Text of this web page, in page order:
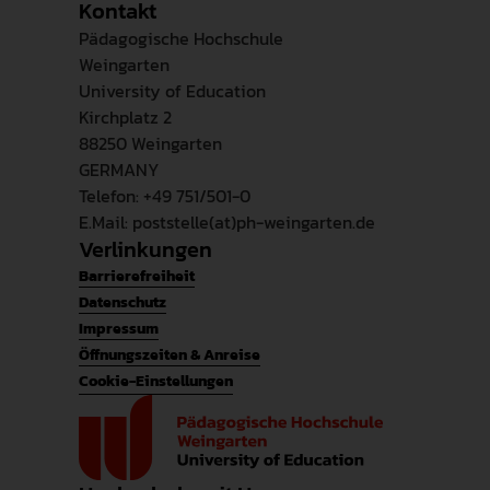
Kontakt
Pädagogische Hochschule
Weingarten
University of Education
Kirchplatz 2
88250 Weingarten
GERMANY
Telefon: +49 751/501-0
E.Mail: poststelle(at)ph-weingarten.de
Verlinkungen
Barrierefreiheit
Datenschutz
Impressum
Öffnungszeiten & Anreise
Cookie-Einstellungen